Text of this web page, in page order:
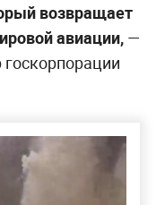
возвращает
авиации,—